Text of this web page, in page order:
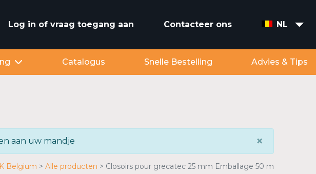
Log in of vraag toegang aan Contacteer ons NL
Catalogus Snelle Bestelling Advies & Tips
×
aan uw mandje
Belgium Alle producten Closoirs pour grecatec 25 mm Emballage 50 m